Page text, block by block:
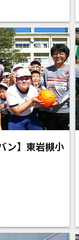
ン】東岩槻小